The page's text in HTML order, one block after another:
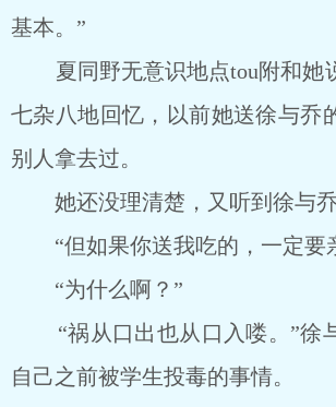
基本。”
夏同野无意识地点tou附和她
七杂八地回忆，以前她送徐与乔
别人拿去过。
她还没理清楚，又听到徐与乔
“但如果你送我吃的，一定要
“为什么啊？”
“祸从口出也从口入喽。”徐
自己之前被学生投毒的事情。